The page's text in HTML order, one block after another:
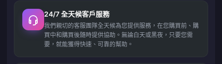
24/7 全天候客戶服務
我們親切的客服團隊全天候為您提供服務，在您購買前、購
買中和購買後隨時提供協助。無論白天或黑夜，只要您需
要，就能獲得快速、可靠的幫助。